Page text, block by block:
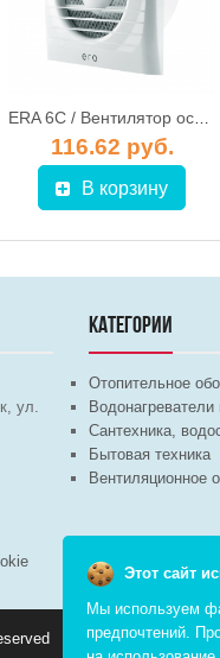
ERA 6C / Вентилятор осевой c обратным клапаном d.150
116.62 руб.
В корзину
ул.
КАТЕГОРИИ
Отопительное
Сантехника,
Бытовая техника
Вентиляционное
Этот сайт
Мы используем
предпочтений.